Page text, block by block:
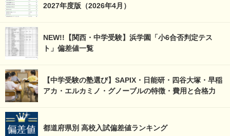
2027年度版（2026年4月）
NEW!!【関西・中学受験】浜学園「小6合否判定テス
ト」偏差値一覧
【中学受験の塾選び】SAPIX・日能研・四谷大塚・早稲
アカ・エルカミノ・グノーブルの特徴・費用と合格力
都道府県別 高校入試偏差値ランキング